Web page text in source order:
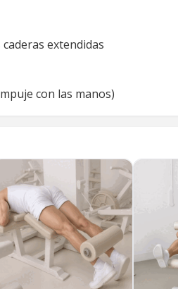
extendidas
con las manos)